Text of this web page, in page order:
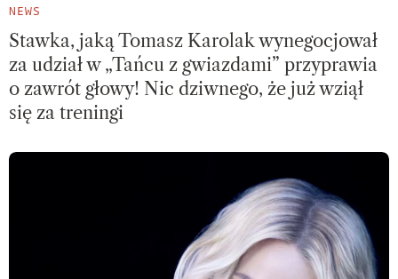
NEWS
Stawka, jaką Tomasz Karolak wynegocjował
za udział w „Tańcu z gwiazdami” przyprawia
o zawrót głowy! Nic dziwnego, że już wziął
się za treningi